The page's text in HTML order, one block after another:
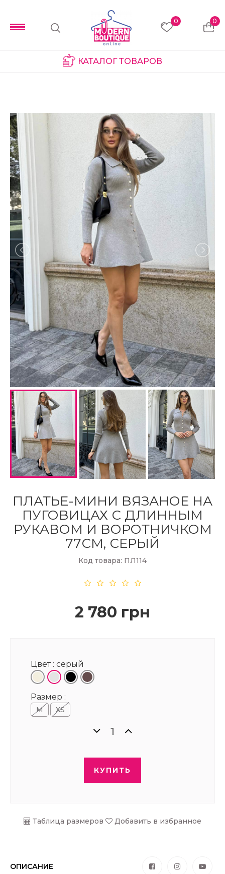
0 0
КАТАЛОГ ТОВАРОВ
ПЛАТЬЕ-МИНИ ВЯЗАНОЕ НА
ПУГОВИЦАХ С ДЛИННЫМ
РУКАВОМ И ВОРОТНИЧКОМ
77СМ, СЕРЫЙ
Код товара: ПЛ114
2 780 грн
Цвет : серый
Размер :
M XS
КУПИТЬ
Таблица размеров Добавить в избранное
ОПИСАНИЕ